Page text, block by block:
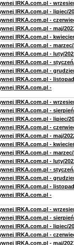
IRKA.com.pl -
IRKA.com.pl - lipiec/
IRKA.com.pl -
IRKA.com.pl - maj/
IRKA.com.pl -
IRKA.com.pl - marzec/
IRKA.com.pl - luty/
IRKA.com.pl -
IRKA.com.pl -
IRKA.com.pl -
IRKA.com.pl -
IRKA.com.pl -
IRKA.com.pl -
IRKA.com.pl - lipiec/
IRKA.com.pl -
IRKA.com.pl - maj/
IRKA.com.pl -
IRKA.com.pl - marzec/
IRKA.com.pl - luty/
IRKA.com.pl -
IRKA.com.pl -
IRKA.com.pl -
IRKA.com.pl -
IRKA.com.pl -
IRKA.com.pl -
IRKA.com.pl - lipiec/
IRKA.com.pl -
IRKA.com.pl - maj/